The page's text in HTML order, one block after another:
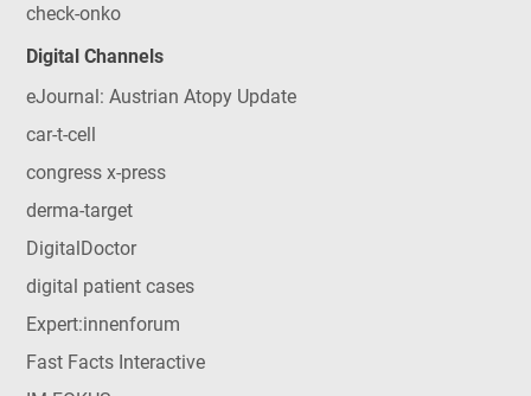
check-onko
Digital Channels
eJournal: Austrian Atopy Update
car-t-cell
congress x-press
derma-target
DigitalDoctor
digital patient cases
Expert:innenforum
Fast Facts Interactive